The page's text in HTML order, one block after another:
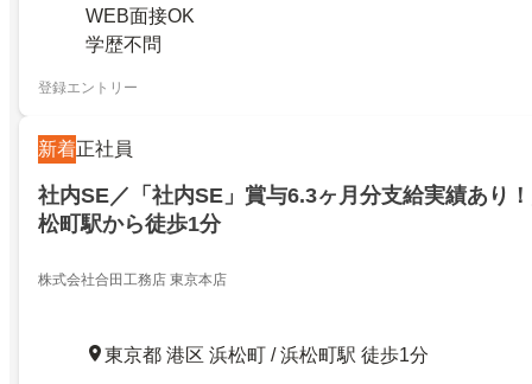
WEB面接OK
学歴不問
登録エントリー
新着正社員
社内SE／「社内SE」賞与6.3ヶ月分支給実績あり
松町駅から徒歩1分
株式会社合田工務店 東京本店
東京都 港区 浜松町 / 浜松町駅 徒歩1分